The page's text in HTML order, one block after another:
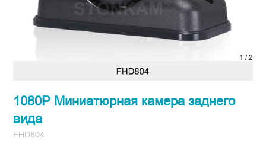
1 /2
1080P Миниатюрная камера заднего
вида
FHD804